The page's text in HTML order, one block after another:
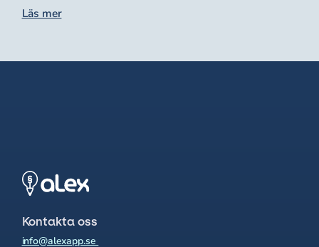
Läs mer
Kontakta oss
info@alexapp.se